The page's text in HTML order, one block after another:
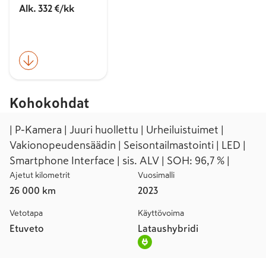
Alk. 332 €/kk
Kohokohdat
| P-Kamera | Juuri huollettu | Urheiluistuimet |
Vakionopeudensäädin | Seisontailmastointi | LED |
Smartphone Interface | sis. ALV | SOH: 96,7 % |
Ajetut kilometrit
26 000 km
Vuosimalli
2023
Vetotapa
Etuveto
Käyttövoima
Lataushybridi